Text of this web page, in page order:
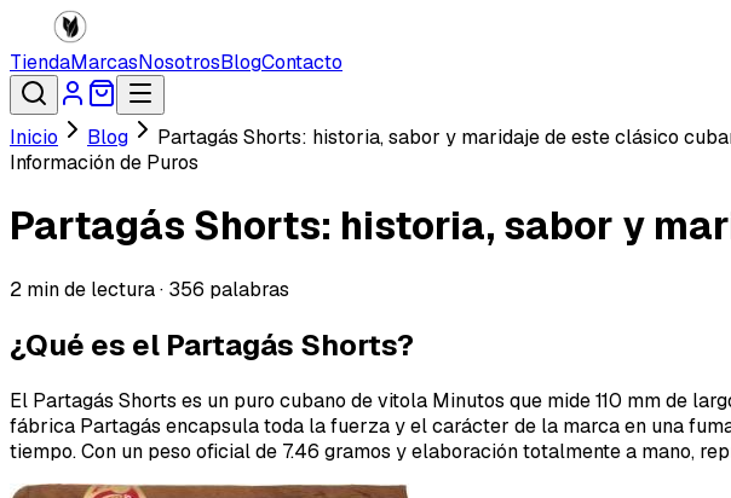
TiendaMarcasNosotrosBlogContacto
Inicio Blog
Partagás Shorts: historia, sabor y maridaje de este clásico
Información de Puros
Partagás Shorts: historia, sabor y
2 min de lectura · 356 palabras
¿Qué es el Partagás Shorts?
El Partagás Shorts es un puro cubano de vitola Minutos que mide 110 mm de
fábrica Partagás encapsula toda la fuerza y el carácter de la marca en una
tiempo. Con un peso oficial de 7.46 gramos y elaboración totalmente a mano,